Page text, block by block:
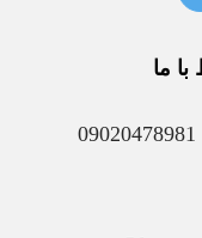
با ما
09020478981